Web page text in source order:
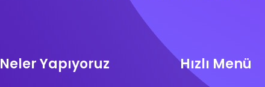
Neler Yapıyoruz Hızlı Menü